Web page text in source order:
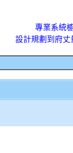
專業系統
設計規劃到府丈